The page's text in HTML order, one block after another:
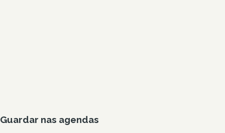
Guardar nas agendas